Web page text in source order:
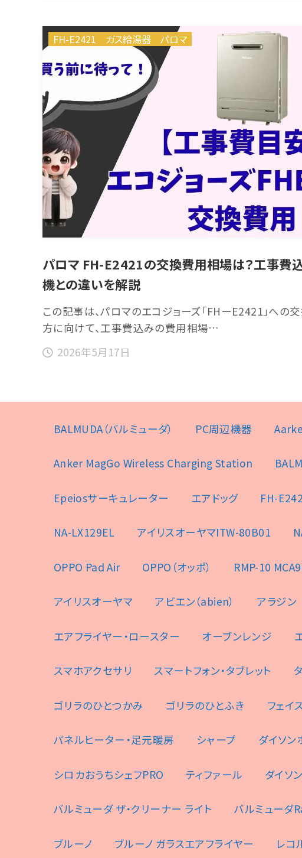
パロマ FH-E2421の交換費用相場は？工事費
機との違いを解説
この記事は、パロマのエコジョーズ「FHーE2421」への
方に向けて、工事費込みの費用相場…
2026年5月17日
FH-E2421 ガス給湯器 パロマ
BALMUDA（バルミューダ） PC周辺機器 Aarke
Anker MagGo Wireless Charging Station
Epeiosサーキュレーター エアドッグ FH-
NA-LX129EL アイリスオーヤマITW-80B01
OPPO Pad Air OPPO（オッポ） RMP-10
アイリスオーヤマ アビエン（abien） アラジン
エアフライヤー・ロースター オーブンレンジ
スマホアクセサリ スマートフォン・タブレット
ゴリラのひとつかみ ゴリラのひとふき フェイ
パネルヒーター・足元暖房 シャープ ダイソン
シロカおうちシェフPRO ティファール ダイソ
バルミューダ ザ・クリーナー ライト バルミューダ
ブルーノ ブルーノ ガラスエアフライヤー レコ